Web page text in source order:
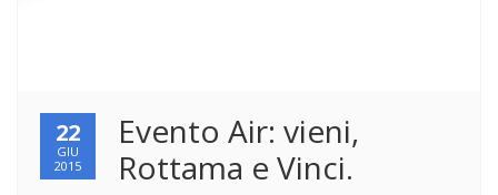
22
GIU
2015
Evento Air: vieni,
Rottama e Vinci.